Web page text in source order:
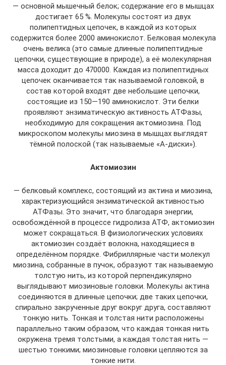
— основной мышечный белок; содержание его в мышцах
достигает 65 %. Молекулы состоят из двух
полипептидных цепочек, в каждой из которых
содержится более 2000 аминокислот. Белковая молекула
очень велика (это самые длинные полипептидные
цепочки, существующие в природе), а её молекулярная
масса доходит до 470000. Каждая из полипептидных
цепочек оканчивается так называемой головкой, в
состав которой входят две небольшие цепочки,
состоящие из 150—190 аминокислот. Эти белки
проявляют энзиматическую активность АТФазы,
необходимую для сокращения актомиозина. Под
микроскопом молекулы миозина в мышцах выглядят
тёмной полоской (так называемые «А-диски»).
Актомиозин
— белковый комплекс, состоящий из актина и миозина,
характеризующийся энзиматической активностью
АТФазы. Это значит, что благодаря энергии,
освобождённой в процессе гидролиза АТФ, актомиозин
может сокращаться. В физиологических условиях
актомиозин создаёт волокна, находящиеся в
определённом порядке. Фибриллярные части молекул
миозина, собранные в пучок, образуют так называемую
толстую нить, из которой перпендикулярно
выглядывают миозиновые головки. Молекулы актина
соединяются в длинные цепочки; две таких цепочки,
спирально закрученные друг вокруг друга, составляют
тонкую нить. Тонкая и толстая нити расположены
параллельно таким образом, что каждая тонкая нить
окружена тремя толстыми, а каждая толстая нить —
шестью тонкими; миозиновые головки цепляются за
тонкие нити.